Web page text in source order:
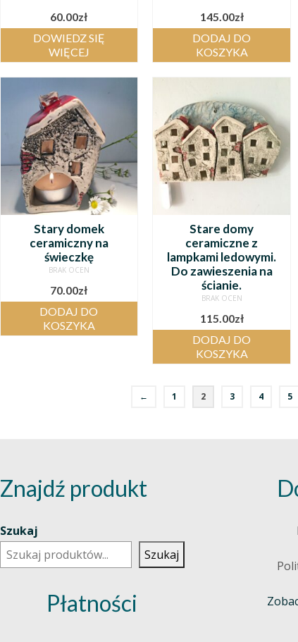
145.00zł
DODAJ DO
KOSZYKA
60.00zł
DOWIEDZ SIĘ
WIĘCEJ
Stary domek
ceramiczny na
świeczkę
BRAK OCEN
70.00zł
DODAJ DO
KOSZYKA
Stare domy
ceramiczne z
lampkami ledowymi.
Do zawieszenia na
ścianie.
BRAK OCEN
115.00zł
DODAJ DO
KOSZYKA
← 1 2 3 4 5
Znajdź produkt
Szukaj
Szukaj
Płatności